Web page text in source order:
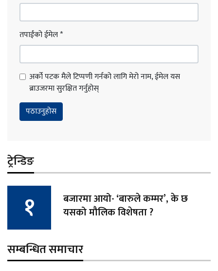
तपाईंको ईमेल*
अर्को पटक मैले टिप्पणी गर्नको लागि मेरो नाम, ईमेल यस
ब्राउजरमा सुरक्षित गर्नुहोस्
ट्रेन्डिङ
बजारमा आयो- ‘बारुले कम्मर’, के छ
यसको मौलिक विशेषता ?
सम्बन्धित समाचार